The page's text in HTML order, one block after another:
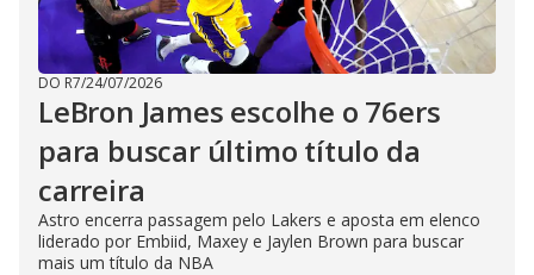
DO R7/24/07/2026
LeBron James escolhe o 76ers
para buscar último título da
carreira
Astro encerra passagem pelo Lakers e aposta em elenco
liderado por Embiid, Maxey e Jaylen Brown para buscar
mais um título da NBA